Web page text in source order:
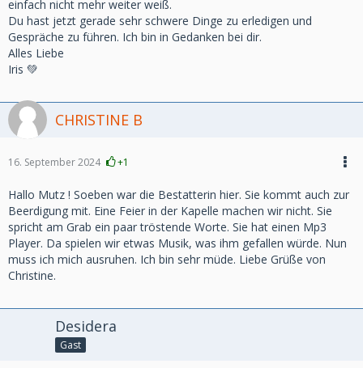
einfach nicht mehr weiter weiß.
Du hast jetzt gerade sehr schwere Dinge zu erledigen und
Gespräche zu führen. Ich bin in Gedanken bei dir.
Alles Liebe
Iris 💚
CHRISTINE B
16. September 2024 +1
Hallo Mutz ! Soeben war die Bestatterin hier. Sie kommt auch zur
Beerdigung mit. Eine Feier in der Kapelle machen wir nicht. Sie
spricht am Grab ein paar tröstende Worte. Sie hat einen Mp3
Player. Da spielen wir etwas Musik, was ihm gefallen würde. Nun
muss ich mich ausruhen. Ich bin sehr müde. Liebe Grüße von
Christine.
Desidera
Gast